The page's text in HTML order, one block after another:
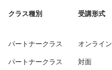
クラス種別 受講形式
パートナークラス
オンライン
パートナークラス
対面